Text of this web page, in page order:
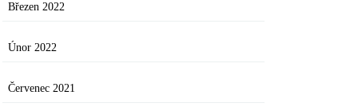
Březen 2022
Únor 2022
Červenec 2021